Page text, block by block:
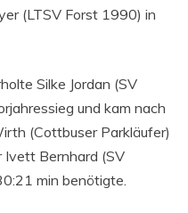
(LTSV Forst 1990) in
Silke Jordan (SV
und kam nach
(Cottbuser Parkläufer)
Bernhard (SV
min benötigte.